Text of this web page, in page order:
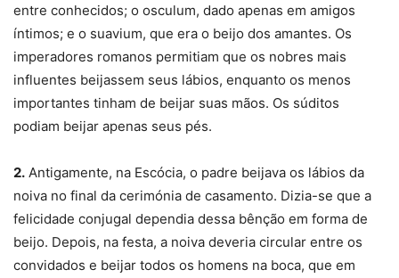
entre conhecidos; o osculum, dado apenas em amigos
íntimos; e o suavium, que era o beijo dos amantes. Os
imperadores romanos permitiam que os nobres mais
influentes beijassem seus lábios, enquanto os menos
importantes tinham de beijar suas mãos. Os súditos
podiam beijar apenas seus pés.
2. Antigamente, na Escócia, o padre beijava os lábios da
noiva no final da cerimónia de casamento. Dizia-se que a
felicidade conjugal dependia dessa bênção em forma de
beijo. Depois, na festa, a noiva deveria circular entre os
convidados e beijar todos os homens na boca, que em